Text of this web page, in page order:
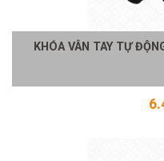
KHÓA VÂN TAY TỰ